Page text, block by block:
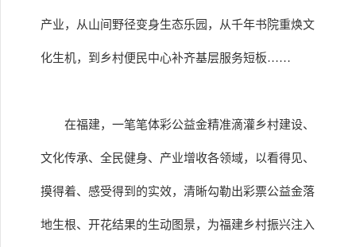
产业，从山间野径变身生态乐园，从千年书院重焕文
化生机，到乡村便民中心补齐基层服务短板……
在福建，一笔笔体彩公益金精准滴灌乡村建设、
文化传承、全民健身、产业增收各领域，以看得见、
摸得着、感受得到的实效，清晰勾勒出彩票公益金落
地生根、开花结果的生动图景，为福建乡村振兴注入